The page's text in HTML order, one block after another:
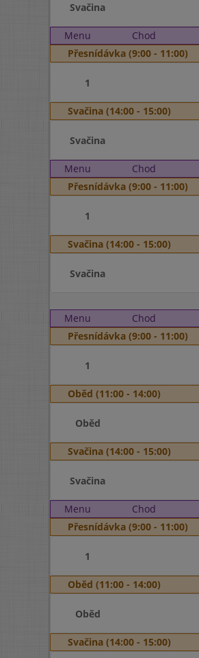
Svačina
Menu Chod
Přesnídávka (9:00 - 11:00)
1
Svačina (14:00 - 15:00)
Svačina
Menu Chod
Přesnídávka (9:00 - 11:00)
1
Svačina (14:00 - 15:00)
Svačina
Menu
Chod
Přesnídávka (9:00 - 11:00)
1
Oběd (11:00 - 14:00)
Oběd
Svačina (14:00 - 15:00)
Svačina
Menu Chod
Přesnídávka (9:00 - 11:00)
1
Oběd (11:00 - 14:00)
Oběd
Svačina (14:00 - 15:00)